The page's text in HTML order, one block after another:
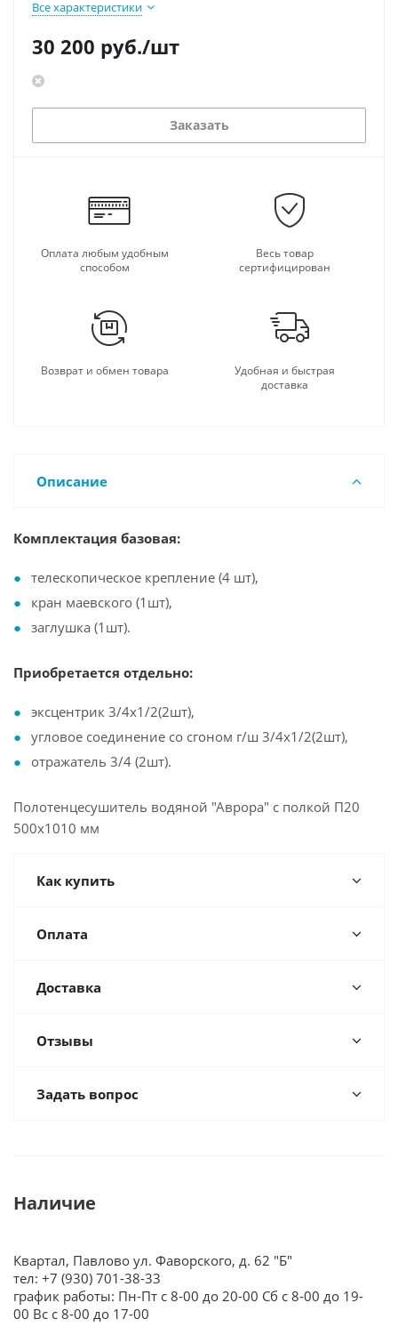
Все характеристики
30 200 руб./шт
Заказать
Оплата любым удобным
способом
Весь товар
сертифицирован
Возврат и обмен товара
Удобная и быстрая
доставка
Описание
Комплектация базовая:
телескопическое крепление (4 шт),
кран маевского (1шт),
заглушка (1шт).
Приобретается отдельно:
эксцентрик 3/4х1/2(2шт),
угловое соединение со сгоном г/ш 3/4х1/2(2шт),
отражатель 3/4 (2шт).
Полотенцесушитель водяной "Аврора" с полкой П20
500х1010 мм
Как купить
Оплата
Доставка
Отзывы
Задать вопрос
Наличие
Квартал, Павлово ул. Фаворского, д. 62 "Б"
тел: +7 (930) 701-38-33
график работы: Пн-Пт с 8-00 до 20-00 Сб с 8-00 до 19-
00 Вс с 8-00 до 17-00